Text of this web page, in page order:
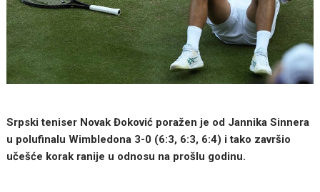
Srpski teniser Novak Đoković poražen je od Jannika Sinnera
u polufinalu Wimbledona 3-0 (6:3, 6:3, 6:4) i tako završio
učešće korak ranije u odnosu na prošlu godinu.